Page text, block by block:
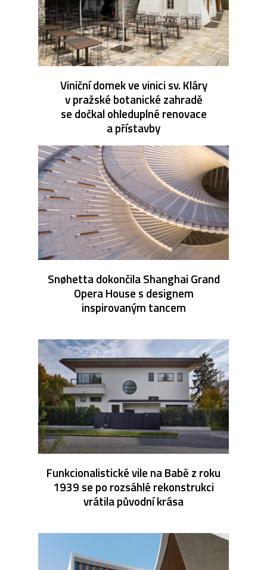
Viniční domek ve vinici sv. Kláry
v pražské botanické zahradě
se dočkal ohleduplné renovace
a přístavby
Snøhetta dokončila Shanghai Grand
Opera House s designem
inspirovaným tancem
Funkcionalistické vile na Babě z roku
1939 se po rozsáhlé rekonstrukci
vrátila původní krása